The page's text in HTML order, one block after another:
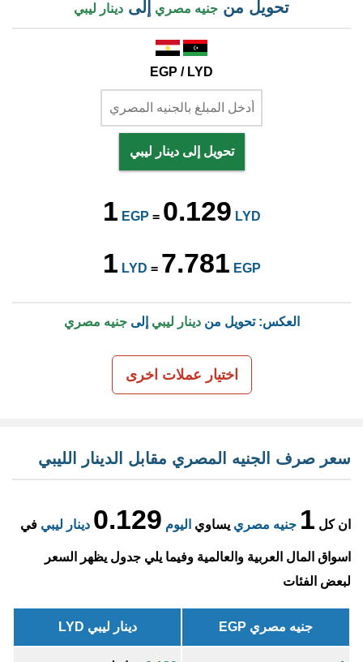
تحويل من جنيه مصري إلى دينار ليبي
EGP / LYD
تحويل إلى دينار ليبي
1 EGP = 0.129 LYD
1 LYD = 7.781 EGP
العكس: تحويل مندينار ليبي إلىجنيه مصري
اختيار عملات اخرى
سعر صرف الجنيه المصري مقابل الدينار الليبي
ان كل 1 جنيه مصري يساوي اليوم 0.129 دينار ليبي في
اسواق المال العربية والعالمية وفيما يلي جدول يظهر السعر
لبعض الفئات
جنيه مصري EGP دينار ليبي LYD